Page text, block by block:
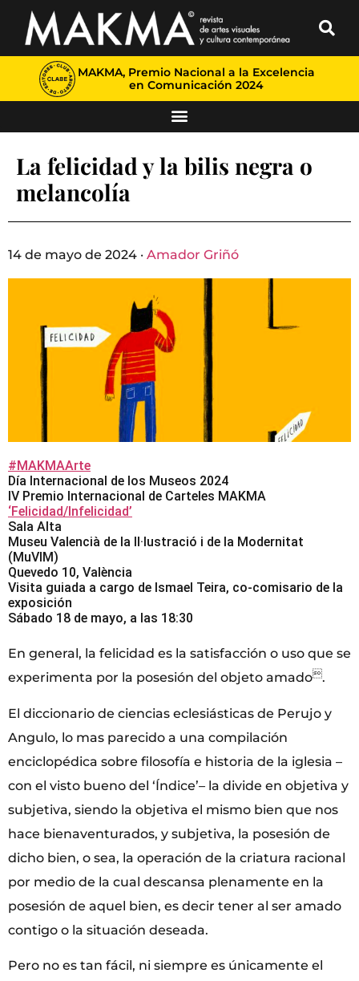
MAKMA, Premio Nacional a la Excelencia
en Comunicación 2024
La felicidad y la bilis negra o
melancolía
14 de mayo de 2024 · Amador Griñó
#MAKMAArte
Día Internacional de los Museos 2024
IV Premio Internacional de Carteles MAKMA
‘Felicidad/Infelicidad’
Sala Alta
Museu Valencià de la Il·lustració i de la Modernitat
(MuVIM)
Quevedo 10, València
Visita guiada a cargo de Ismael Teira, co-comisario de la
exposición
Sábado 18 de mayo, a las 18:30
En general, la felicidad es la satisfacción o uso que se
experimenta por la posesión del objeto amado.
El diccionario de ciencias eclesiásticas de Perujo y
Angulo, lo mas parecido a una compilación
enciclopédica sobre filosofía e historia de la iglesia –
con el visto bueno del ‘Índice’– la divide en objetiva y
subjetiva, siendo la objetiva el mismo bien que nos
hace bienaventurados, y subjetiva, la posesión de
dicho bien, o sea, la operación de la criatura racional
por medio de la cual descansa plenamente en la
posesión de aquel bien, es decir tener al ser amado
contigo o la situación deseada.
Pero no es tan fácil, ni siempre es únicamente el